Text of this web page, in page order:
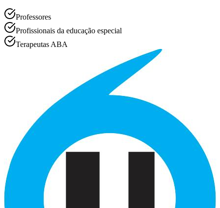
Professores
Profissionais da educação especial
Terapeutas ABA